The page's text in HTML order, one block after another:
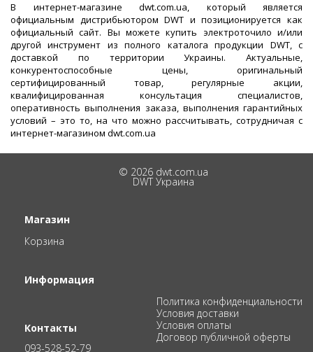
В интернет-магазине dwt.com.ua, который является
официальным дистрибьютором DWT и позиционируется как
официальный сайт. Вы можете купить электроточило и/или
другой инструмент из полного каталога продукции DWT, с
доставкой по территории Украины. Актуальные,
конкурентоспособные цены, оригинальный
сертифицированный товар, регулярные акции,
квалифицированная консультация специалистов,
оперативность выполнения заказа, выполнения гарантийных
условий – это то, на что можно рассчитывать, сотрудничая с
интернет-магазином dwt.com.ua
© 2026 dwt.com.ua
DWT Украина
Магазин
Корзина
Информация
Политика конфиденциальности
Условия доставки
Условия оплаты
Договор публичной оферты
Контакты
093-528-52-79